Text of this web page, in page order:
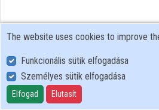
User Policy
Adatkezelési tájékoztató (en)
Cookie Policy
The website uses cookies to improve
Funkcionális sütik elfogadása
Személyes sütik elfogadása
Elfogad Elutasít